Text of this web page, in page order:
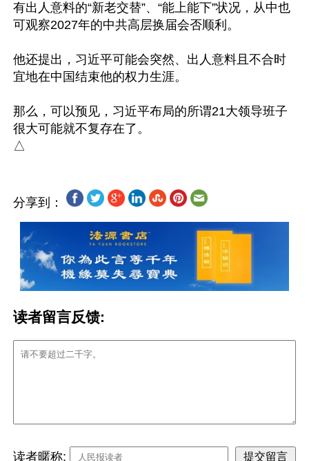
有出人意料的“新老交替”、“能上能下”状况，从中也
可观察2027年的中共高层换届会否顺利。
他还提出，习近平可能会突然、出人意料且不合时
宜地在中国结束他的权力生涯。
那么，可以预见，习近平布局的所谓21大领导班子
很大可能就不复存在了。
分享到：
读者留言反馈:
读者暱称: